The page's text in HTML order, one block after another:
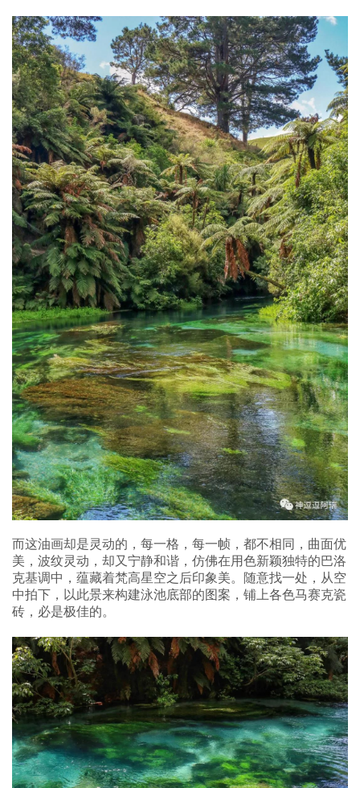
而这油画却是灵动的，每一格，每一帧，都不相同，曲面优
美，波纹灵动，却又宁静和谐，仿佛在用色新颖独特的巴洛
克基调中，蕴藏着梵高星空之后印象美。随意找一处，从空
中拍下，以此景来构建泳池底部的图案，铺上各色马赛克瓷
砖，必是极佳的。